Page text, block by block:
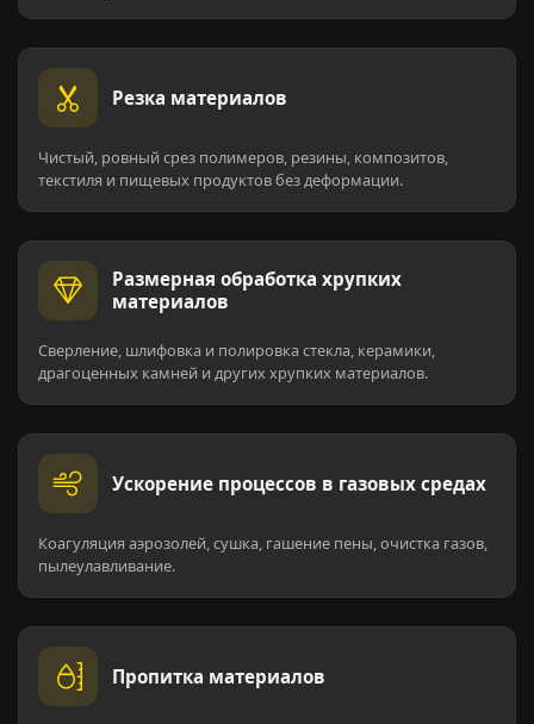
Резка материалов
Чистый, ровный срез полимеров, резины, композитов,
текстиля и пищевых продуктов без деформации.
Размерная обработка хрупких
материалов
Сверление, шлифовка и полировка стекла, керамики,
драгоценных камней и других хрупких материалов.
Ускорение процессов в газовых средах
Коагуляция аэрозолей, сушка, гашение пены, очистка газов,
пылеулавливание.
Пропитка материалов